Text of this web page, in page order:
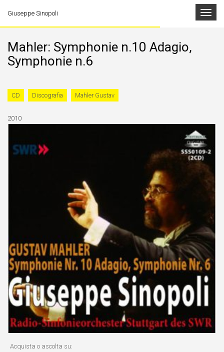
Toggle
Giuseppe Sinopoli
Mahler: Symphonie n.10 Adagio,
Symphonie n.6
CD Discografia Mahler Gustav
2010
Acquista o ascolta su: